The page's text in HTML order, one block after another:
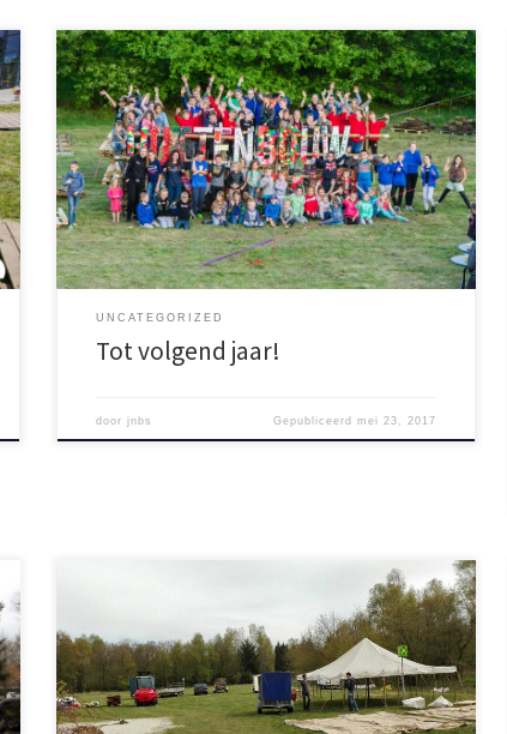
Het derde Huttenbouwspektakel zit er weer op. Wij
vonden het prachtig dat er zoveel mooie zeepkisten
en hutten gebouwd zijn. Sponsoren, deelnemers en
vrijwilligers bedankt! Heb je ideeën of verbeterpunten
voor de volgend editie? Laat het ons weten! Hopelijk
zien we jullie volgend jaar weer! Voor alle kinderen
die daar niet op […]
UNCATEGORIZED
Tot volgend jaar!
doorjnbs Gepubliceerd mei 23, 2017
De voorbereiding is in volle gang! Gisteren zijn er 6
aanhangers vol geladen en sinds vanochtend zijn er al
diverse vrijwilligers bezig met het opbouwen van het
terrein. Nog 1 nachtje slapen…